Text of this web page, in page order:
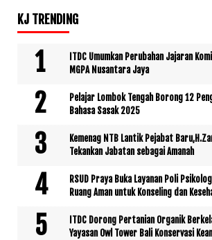
KJ TRENDING
ITDC Umumkan Perubahan Jajaran
MGPA Nusantara Jaya
Pelajar Lombok Tengah Borong 12
Bahasa Sasak 2025
Kemenag NTB Lantik Pejabat
Tekankan Jabatan sebagai Amanah
RSUD Praya Buka Layanan Poli
Ruang Aman untuk Konseling dan
ITDC Dorong Pertanian Organik
Yayasan Owl Tower Bali Konservasi